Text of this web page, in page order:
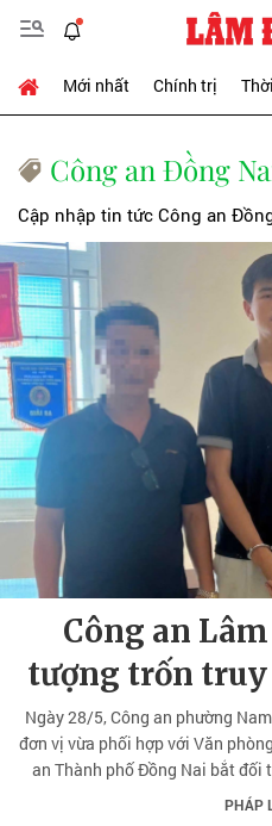
Mới nhất Chính trị
Công an Đồng
Cập nhập tin tức Công an
Công an
tượng trốn
Ngày 28/5, Công an phường
đơn vị vừa phối hợp với Văn
an Thành phố Đồng Nai bắt đối
(29 tuổi), trú phường Hàng
PHÁP